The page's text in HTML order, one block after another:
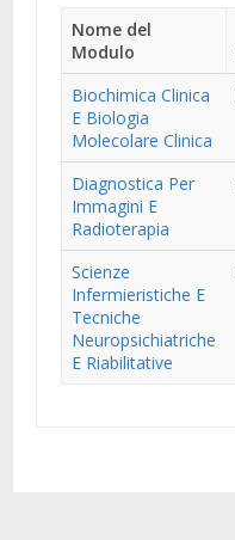
Nome del
Modulo
Biochimica Clinica
E Biologia
Molecolare Clinica
Diagnostica Per
Immagini E
Radioterapia
Scienze
Infermieristiche E
Tecniche
Neuropsichiatriche
E Riabilitative